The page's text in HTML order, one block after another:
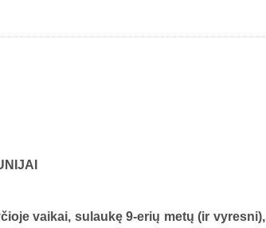
vaikai, sulaukę 9-erių metų (ir vyresni),